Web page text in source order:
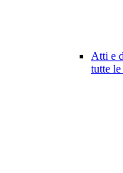
Atti e
tutte